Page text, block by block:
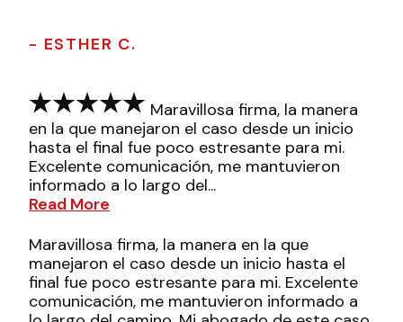
- ESTHER C.
Maravillosa firma, la manera
en la que manejaron el caso desde un inicio
hasta el final fue poco estresante para mi.
Excelente comunicación, me mantuvieron
informado a lo largo del...
Read More
Maravillosa firma, la manera en la que
manejaron el caso desde un inicio hasta el
final fue poco estresante para mi. Excelente
comunicación, me mantuvieron informado a